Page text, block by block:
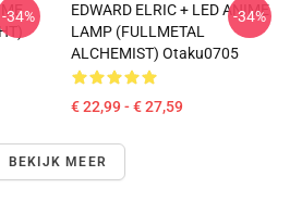
-34%
EDWARD ELRIC + LED ANIME
LAMP (FULLMETAL
ALCHEMIST) Otaku0705
€ 22,99 - € 27,59
-34%
BEKIJK MEER